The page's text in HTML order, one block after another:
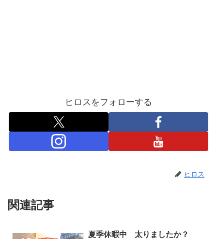
ヒロスをフォローする
ヒロス
関連記事
夏季休暇中 太りましたか？